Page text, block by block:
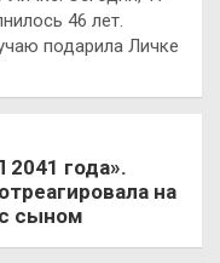
46 лет.
подарила Личке
года».
на
сыном